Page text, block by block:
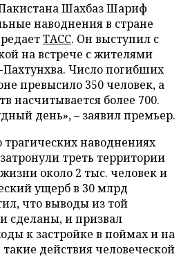
Шахбаз Шариф
наводнения в стране
ТАСС. Он выступил с
на встрече с жителями
Число погибших
превысило 350 человек, а
насчитывается более 700.
день», – заявил премьер.
наводнениях
треть территории
около 2 тыс. человек и
ущерб в 30 млрд
что выводы из той
сделаны, и призвал
к застройке в поймах и на
такие действия человеческой